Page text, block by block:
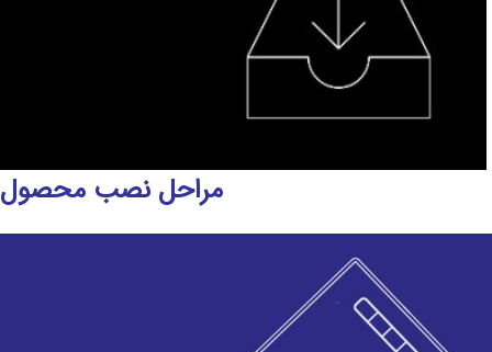
مراحل نصب محصول